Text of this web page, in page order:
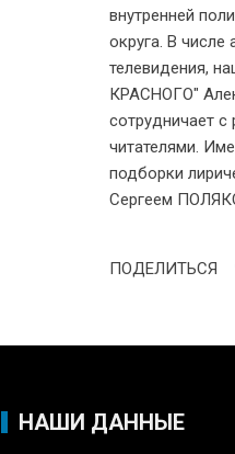
внутренней
округа. В
телевидения,
КРАСНОГО"
сотрудничает
читателями.
подборки
Сергеем
ПОДЕЛИТЬСЯ
НАШИ ДАННЫЕ